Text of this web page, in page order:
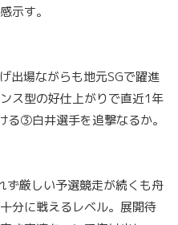
示す。
出場ながらも地元SGで躍進
ス型の好仕上がりで直近1年
る③白井選手を追撃なるか。
ず厳しい予選競走が続くも舟
分に戦えるレベル。展開待